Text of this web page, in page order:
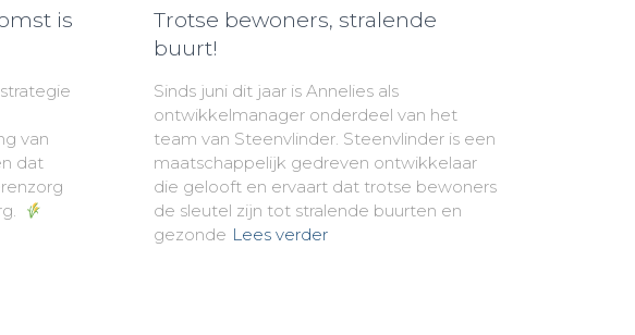
is
van
dat
Trotse bewoners, stralende
buurt!
Sinds juni dit jaar is Annelies als
ontwikkelmanager onderdeel van het
team van Steenvlinder. Steenvlinder is een
maatschappelijk gedreven ontwikkelaar
die gelooft en ervaart dat trotse bewoners
de sleutel zijn tot stralende buurten en
gezonde Lees verder